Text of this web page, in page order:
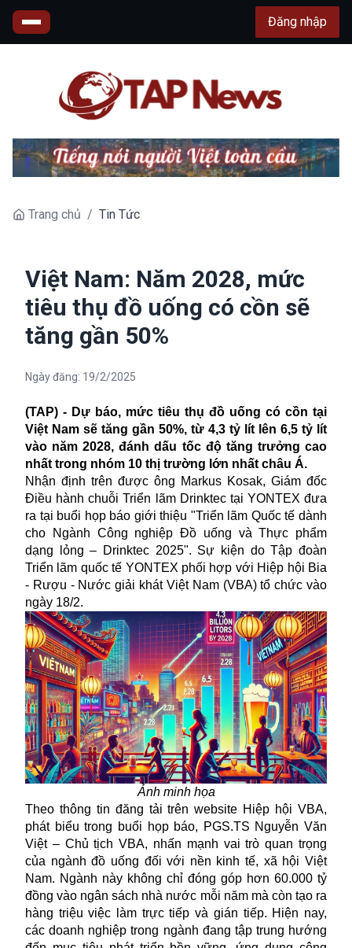
Đăng nhập
Trang chủ / Tin Tức
Việt Nam: Năm 2028, mức
tiêu thụ đồ uống có cồn sẽ
tăng gần 50%
Ngày đăng: 19/2/2025
(TAP) - Dự báo, mức tiêu thụ đồ uống có cồn tại
Việt Nam sẽ tăng gần 50%, từ 4,3 tỷ lít lên 6,5 tỷ lít
vào năm 2028, đánh dấu tốc độ tăng trưởng cao
nhất trong nhóm 10 thị trường lớn nhất châu Á.
Nhận định trên được ông Markus Kosak, Giám đốc
Điều hành chuỗi Triển lãm Drinktec tại YONTEX đưa
ra tại buổi họp báo giới thiệu "Triển lãm Quốc tế dành
cho Ngành Công nghiệp Đồ uống và Thực phẩm
dạng lỏng – Drinktec 2025". Sự kiện do Tập đoàn
Triển lãm quốc tế YONTEX phối hợp với Hiệp hội Bia
- Rượu - Nước giải khát Việt Nam (VBA) tổ chức vào
ngày 18/2.
Ảnh minh họa
Theo thông tin đăng tải trên website Hiệp hội VBA,
phát biểu trong buổi họp báo, PGS.TS Nguyễn Văn
Việt – Chủ tịch VBA, nhấn mạnh vai trò quan trọng
của ngành đồ uống đối với nền kinh tế, xã hội Việt
Nam. Ngành này không chỉ đóng góp hơn 60.000 tỷ
đồng vào ngân sách nhà nước mỗi năm mà còn tạo ra
hàng triệu việc làm trực tiếp và gián tiếp. Hiện nay,
các doanh nghiệp trong ngành đang tập trung hướng